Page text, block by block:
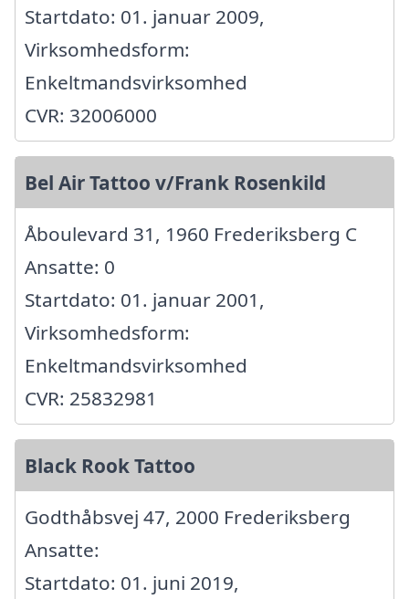
Startdato: 01. januar 2009,
Virksomhedsform:
Enkeltmandsvirksomhed
CVR: 32006000
Bel Air Tattoo v/Frank Rosenkild
Åboulevard 31, 1960 Frederiksberg C
Ansatte: 0
Startdato: 01. januar 2001,
Virksomhedsform:
Enkeltmandsvirksomhed
CVR: 25832981
Black Rook Tattoo
Godthåbsvej 47, 2000 Frederiksberg
Ansatte:
Startdato: 01. juni 2019,